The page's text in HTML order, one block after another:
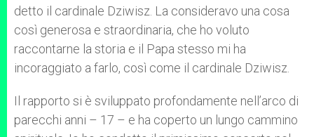
detto il cardinale Dziwisz. La consideravo una cosa
così generosa e straordinaria, che ho voluto
raccontarne la storia e il Papa stesso mi ha
incoraggiato a farlo, così come il cardinale Dziwisz.
Il rapporto si è sviluppato profondamente nell’arco di
parecchi anni – 17 – e ha coperto un lungo cammino